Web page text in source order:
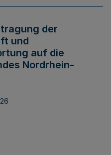
der
und
auf die
Nordrhein-